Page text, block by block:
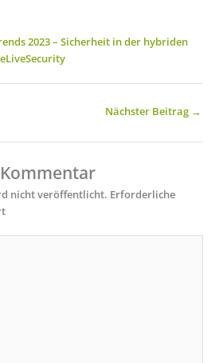
2023 – Sicherheit in der hybriden
Nächster Beitrag →
nicht veröffentlicht. Erforderliche